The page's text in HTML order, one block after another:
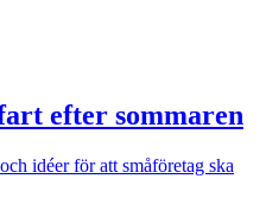
efter sommaren
idéer för att småföretag ska